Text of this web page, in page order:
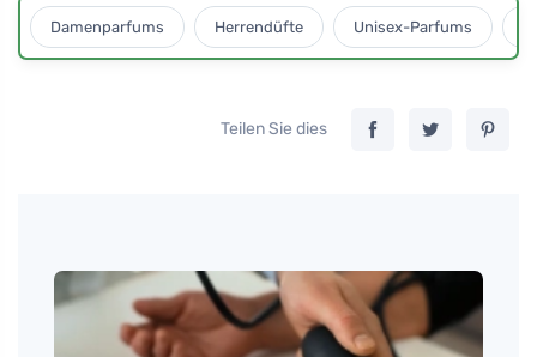
Damenparfums Herrendüfte Unisex-Parfums
Teilen Sie dies